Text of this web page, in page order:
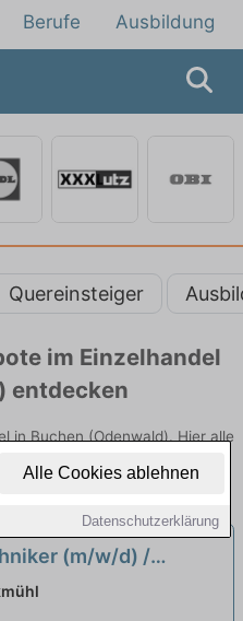
Alle Cookies ablehnen
Datenschutzerklärung
Berufe Ausbildung
Quereinsteiger
im Einzelhandel
entdecken
in Buchen (Odenwald). Hier alle
Vertrieb und Handel
(m/w/d) /
Technik